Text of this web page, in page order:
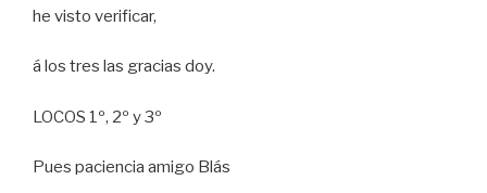
he visto verificar,
á los tres las gracias doy.
LOCOS 1º, 2º y 3º
Pues paciencia amigo Blás